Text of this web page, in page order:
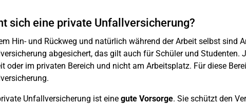
sich eine private Unfallversicherung?
Hin- und Rückweg und natürlich während der Arbeit selbst sind
abgesichert, das gilt auch für Schüler und Studenten.
oder im privaten Bereich und nicht am Arbeitsplatz. Für diese
Unfallversicherung ist eine gute Vorsorge. Sie schützt den